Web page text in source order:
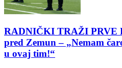
RADNIČKI TRAŽI PRVE
pred Zemun – „Nemam
u ovaj tim!“